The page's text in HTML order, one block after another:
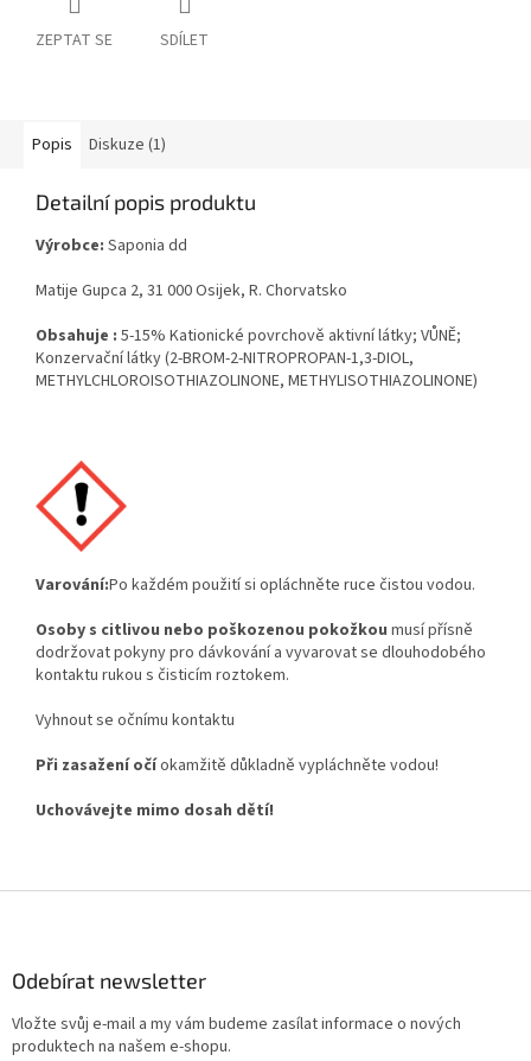
ZEPTAT SE SDÍLET
Popis Diskuze (1)
Detailní popis produktu
Výrobce: Saponia dd
Matije Gupca 2, 31 000 Osijek, R. Chorvatsko
Obsahuje : 5-15% Kationické povrchově aktivní látky; VŮNĚ;
Konzervační látky (2-BROM-2-NITROPROPAN-1,3-DIOL,
METHYLCHLOROISOTHIAZOLINONE, METHYLISOTHIAZOLINONE)
Varování:Po každém použití si opláchněte ruce čistou vodou.
Osoby s citlivou nebo poškozenou pokožkou musí přísně
dodržovat pokyny pro dávkování a vyvarovat se dlouhodobého
kontaktu rukou s čisticím roztokem.
Vyhnout se očnímu kontaktu
Při zasažení očíokamžitě důkladně vypláchněte vodou!
Uchovávejte mimo dosah dětí!
Odebírat newsletter
Vložte svůj e-mail a my vám budeme zasílat informace o nových
produktech na našem e-shopu.